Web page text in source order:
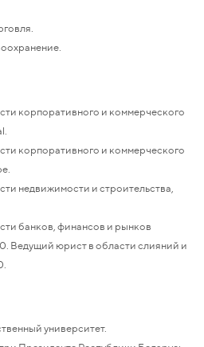
корпоративного и коммерческого
корпоративного и коммерческого
недвижимости и строительства,
банков, финансов и рынков
Ведущий юрист в области слияний и
университет.